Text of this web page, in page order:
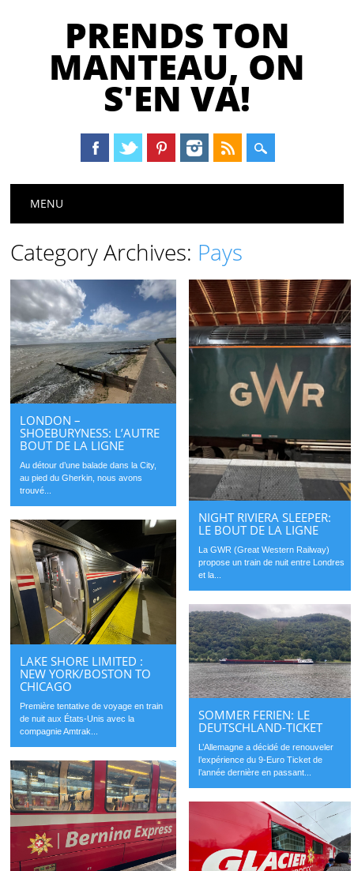
PRENDS TON
MANTEAU, ON
S'EN VA!
Main menu
MENU
Category Archives: Pays
LONDON –
SHOEBURYNESS: L’AUTRE
BOUT DE LA LIGNE
Au détour d’une balade dans la City,
au pied du Gherkin, nous avons
trouvé...
NIGHT RIVIERA SLEEPER:
LE BOUT DE LA LIGNE
La GWR (Great Western Railway)
propose un train de nuit entre Londres
et la...
LAKE SHORE LIMITED :
NEW YORK/BOSTON TO
CHICAGO
Première tentative de voyage en train
de nuit aux États-Unis avec la
compagnie Amtrak...
SOMMER FERIEN: LE
DEUTSCHLAND-TICKET
L’Allemagne a décidé de renouveler
l’expérience du 9-Euro Ticket de
l’année dernière en passant...